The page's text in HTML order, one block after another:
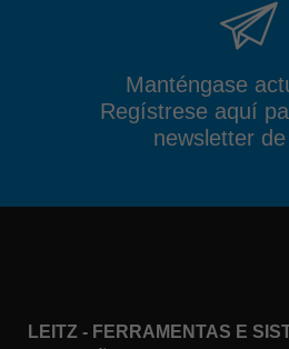
Manténgase
Regístrese aquí
newsletter
LEITZ - FERRAMENTAS E